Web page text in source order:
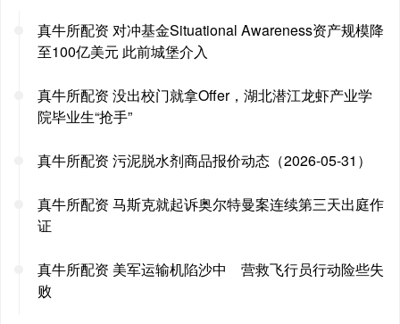
真牛所配资 对冲基金Situational Awareness资产规模降
至100亿美元 此前城堡介入
真牛所配资 没出校门就拿Offer，湖北潜江龙虾产业学
院毕业生“抢手”
真牛所配资 污泥脱水剂商品报价动态（2026-05-31）
真牛所配资 马斯克就起诉奥尔特曼案连续第三天出庭作
证
真牛所配资 美军运输机陷沙中 营救飞行员行动险些失
败